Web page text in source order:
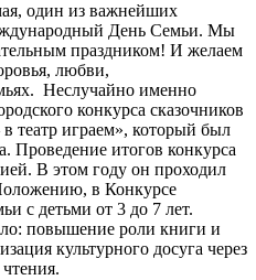
один из важнейших
День Семьи. Мы
праздником! И желаем
любви,
Неслучайно именно
конкурса сказочников
театр играем», который был
Проведение итогов конкурса
В этом году он проходил
в Конкурсе
с детьми от 3 до 7 лет.
повышение роли книги и
культурного досуга через